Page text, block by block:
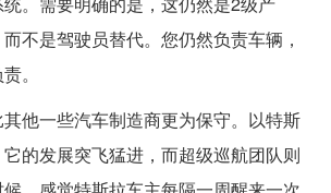
不是驾驶员替代。您仍然负责车辆，
。
他一些汽车制造商更为保守。以特斯
的发展突飞猛进，而超级巡航团队则